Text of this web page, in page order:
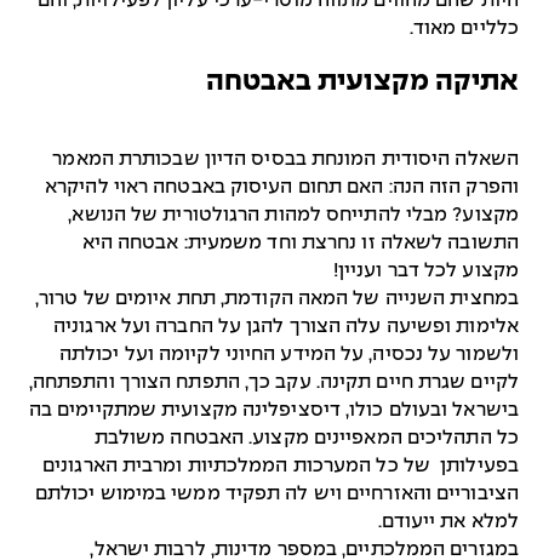
כלליים מאוד.
אתיקה מקצועית באבטחה
השאלה היסודית המונחת בבסיס הדיון שבכותרת המאמר
והפרק הזה הנה: האם תחום העיסוק באבטחה ראוי להיקרא
מקצוע? מבלי להתייחס למהות הרגולטורית של הנושא,
התשובה לשאלה זו נחרצת וחד משמעית: אבטחה היא
מקצוע לכל דבר ועניין!
במחצית השנייה של המאה הקודמת, תחת איומים של טרור,
אלימות ופשיעה עלה הצורך להגן על החברה ועל ארגוניה
ולשמור על נכסיה, על המידע החיוני לקיומה ועל יכולתה
לקיים שגרת חיים תקינה. עקב כך, התפתח הצורך והתפתחה,
בישראל ובעולם כולו, דיסציפלינה מקצועית שמתקיימים בה
כל התהליכים המאפיינים מקצוע. האבטחה משולבת
בפעילותן של כל המערכות הממלכתיות ומרבית הארגונים
הציבוריים והאזרחיים ויש לה תפקיד ממשי במימוש יכולתם
למלא את ייעודם.
במגזרים הממלכתיים, במספר מדינות, לרבות ישראל,